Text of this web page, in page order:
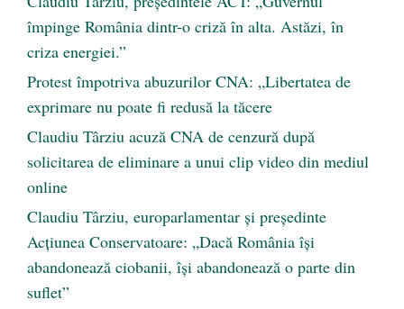
împinge România dintr-o criză în alta. Astăzi, în
criza energiei.”
Protest împotriva abuzurilor CNA: „Libertatea de
exprimare nu poate fi redusă la tăcere
Claudiu Târziu acuză CNA de cenzură după
solicitarea de eliminare a unui clip video din mediul
online
Claudiu Târziu, europarlamentar și președinte
Acțiunea Conservatoare: „Dacă România își
abandonează ciobanii, își abandonează o parte din
suflet”